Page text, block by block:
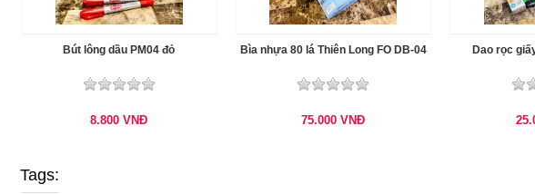
Bút lông dầu PM04 đỏ
8.800VNĐ
Bìa nhựa 80 lá Thiên Long FO DB-04
75.000VNĐ
Dao rọc
Tags: